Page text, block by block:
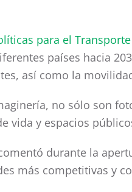
para el
países hacia
así como la
no sólo son
vida y espacios
durante la
más competitivas y